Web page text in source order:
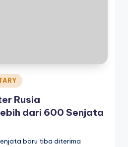
Rusia
dari 600 Senjata
baru tiba diterima